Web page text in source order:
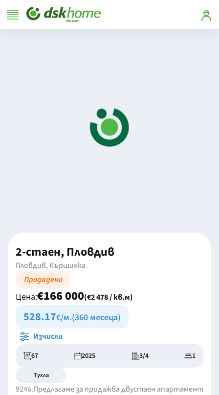
2-стаен, Пловдив
Пловдив, Кършияка
Продадено
Цена:€166 000(€2 478 / кв.м)
528.17€/м.(360 месеца)
Изчисли
67 2025 3/4 1
Тухла
9246.Предлагаме за продажба двустаен апартамент